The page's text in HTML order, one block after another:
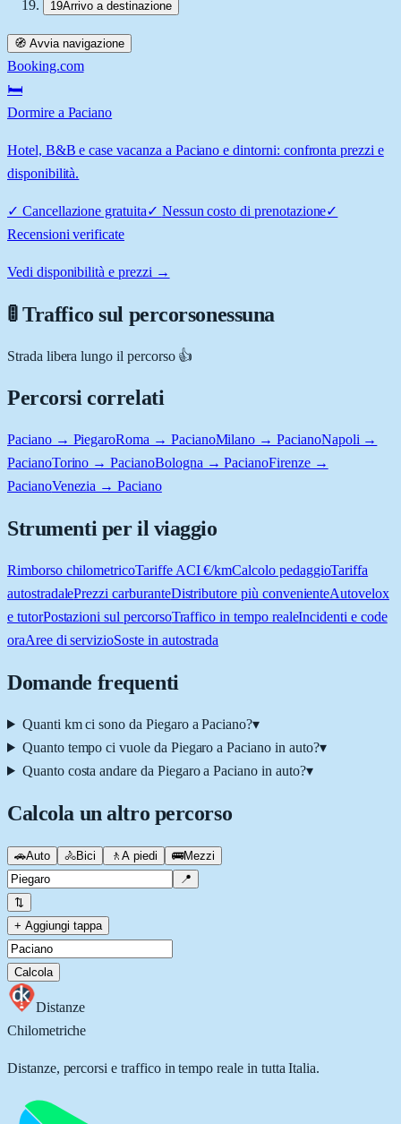
19Arrivo a destinazione
🧭 Avvia navigazione
Booking.com
🛏️
Dormire a Paciano
Hotel, B&B e case vacanza a Paciano e dintorni: confronta prezzi e
disponibilità.
✓ Cancellazione gratuita✓ Nessun costo di prenotazione✓
Recensioni verificate
Vedi disponibilità e prezzi →
🚦 Traffico sul percorsonessuna
Strada libera lungo il percorso 👍
Percorsi correlati
Paciano → PiegaroRoma → PacianoMilano → PacianoNapoli →
PacianoTorino → PacianoBologna → PacianoFirenze →
PacianoVenezia → Paciano
Strumenti per il viaggio
Rimborso chilometricoTariffe ACI €/kmCalcolo pedaggioTariffa
autostradalePrezzi carburanteDistributore più convenienteAutovelox
e tutorPostazioni sul percorsoTraffico in tempo realeIncidenti e code
oraAree di servizioSoste in autostrada
Domande frequenti
Quanti km ci sono da Piegaro a Paciano?▾
Quanto tempo ci vuole da Piegaro a Paciano in auto?▾
Quanto costa andare da Piegaro a Paciano in auto?▾
Calcola un altro percorso
🚗Auto 🚴Bici 🚶 A piedi 🚌Mezzi
📍
⇅
+ Aggiungi tappa
Calcola
Distanze
Chilometriche
Distanze, percorsi e traffico in tempo reale in tutta Italia.